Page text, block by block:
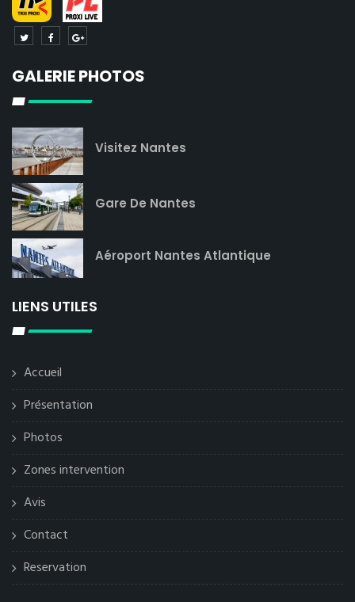
GALERIE PHOTOS
Visitez Nantes
Gare De Nantes
Aéroport Nantes Atlantique
LIENS UTILES
Accueil
Présentation
Photos
Zones intervention
Avis
Contact
Reservation